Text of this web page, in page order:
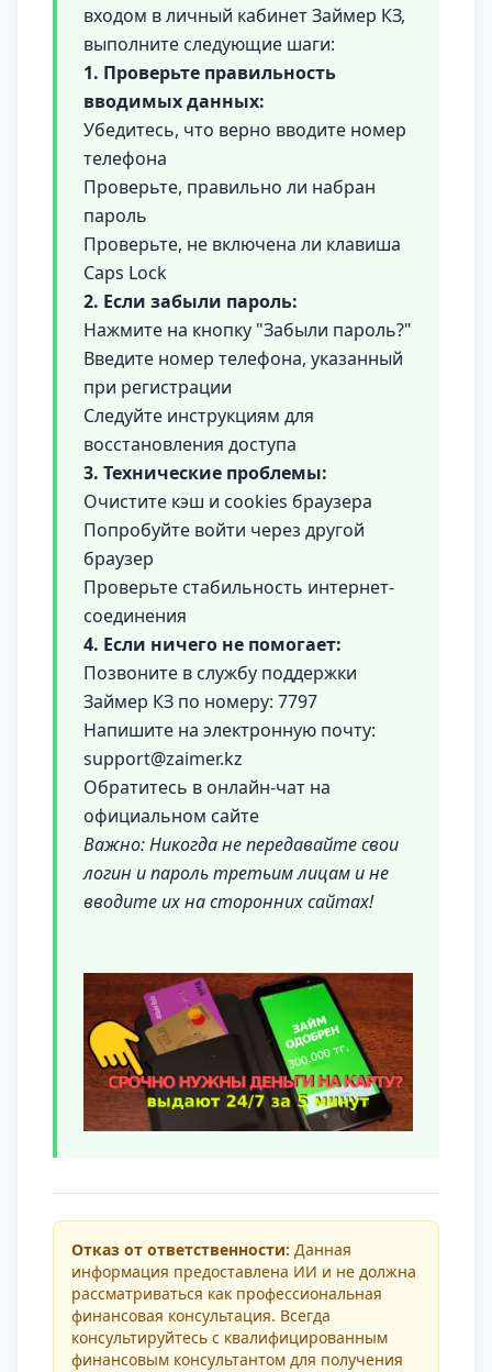
входом в личный кабинет Займер КЗ,
выполните следующие шаги:
1. Проверьте правильность
вводимых данных:
Убедитесь, что верно вводите номер
телефона
Проверьте, правильно ли набран
пароль
Проверьте, не включена ли клавиша
Caps Lock
2. Если забыли пароль:
Нажмите на кнопку "Забыли пароль?"
Введите номер телефона, указанный
при регистрации
Следуйте инструкциям для
восстановления доступа
3. Технические проблемы:
Очистите кэш и cookies браузера
Попробуйте войти через другой
браузер
Проверьте стабильность интернет-
соединения
4. Если ничего не помогает:
Позвоните в службу поддержки
Займер КЗ по номеру: 7797
Напишите на электронную почту:
support@zaimer.kz
Обратитесь в онлайн-чат на
официальном сайте
Важно: Никогда не передавайте свои
логин и пароль третьим лицам и не
вводите их на сторонних сайтах!
Отказ от ответственности: Данная
информация предоставлена ИИ и не должна
рассматриваться как профессиональная
финансовая консультация. Всегда
консультируйтесь с квалифицированным
финансовым консультантом для получения